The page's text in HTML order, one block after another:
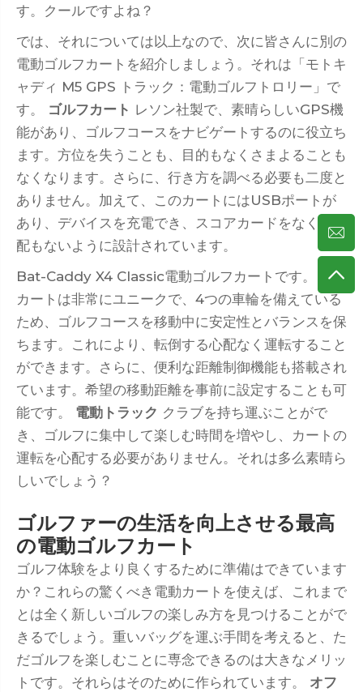
す。クールですよね？
では、それについては以上なので、次に皆さんに別の
電動ゴルフカートを紹介しましょう。それは「モトキ
ャディ M5 GPS トラック：電動ゴルフトロリー」で
す。 ゴルフカート レソン社製で、素晴らしいGPS機
能があり、ゴルフコースをナビゲートするのに役立ち
ます。方位を失うことも、目的もなくさまよることも
なくなります。さらに、行き方を調べる必要も二度と
ありません。加えて、このカートにはUSBポートが
あり、デバイスを充電でき、スコアカードをなくす心
配もないように設計されています。
Bat-Caddy X4 Classic電動ゴルフカートです。この
カートは非常にユニークで、4つの車輪を備えている
ため、ゴルフコースを移動中に安定性とバランスを保
ちます。これにより、転倒する心配なく運転すること
ができます。さらに、便利な距離制御機能も搭載され
ています。希望の移動距離を事前に設定することも可
能です。 電動トラック クラブを持ち運ぶことがで
き、ゴルフに集中して楽しむ時間を増やし、カートの
運転を心配する必要がありません。それは多么素晴ら
しいでしょう？
ゴルファーの生活を向上させる最高
の電動ゴルフカート
ゴルフ体験をより良くするために準備はできています
か？これらの驚くべき電動カートを使えば、これまで
とは全く新しいゴルフの楽しみ方を見つけることがで
きるでしょう。重いバッグを運ぶ手間を考えると、た
だゴルフを楽しむことに専念できるのは大きなメリッ
トです。それらはそのために作られています。 オフ